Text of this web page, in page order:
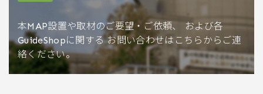
本MAP設置や取材のご要望・ご依頼、
および各
GuideShopに関するお問い合わせはこちらからご連
絡ください。